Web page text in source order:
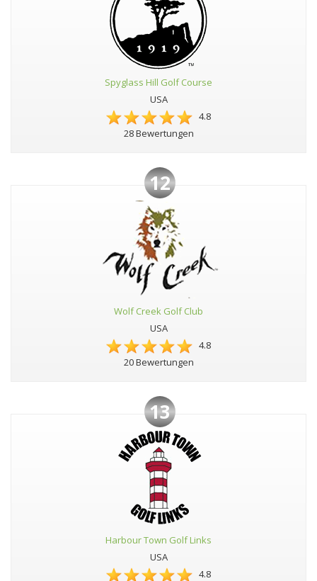
Spyglass Hill Golf Course
USA
4.8
28 Bewertungen
12
Wolf Creek Golf Club
USA
4.8
20 Bewertungen
13
Harbour Town Golf Links
USA
4.8